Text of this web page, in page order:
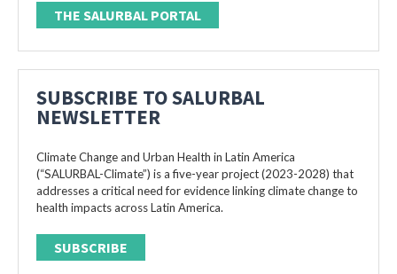
THE SALURBAL PORTAL
SUBSCRIBE TO SALURBAL
NEWSLETTER
Climate Change and Urban Health in Latin America
(“SALURBAL-Climate”) is a five-year project (2023-2028) that
addresses a critical need for evidence linking climate change to
health impacts across Latin America.
SUBSCRIBE